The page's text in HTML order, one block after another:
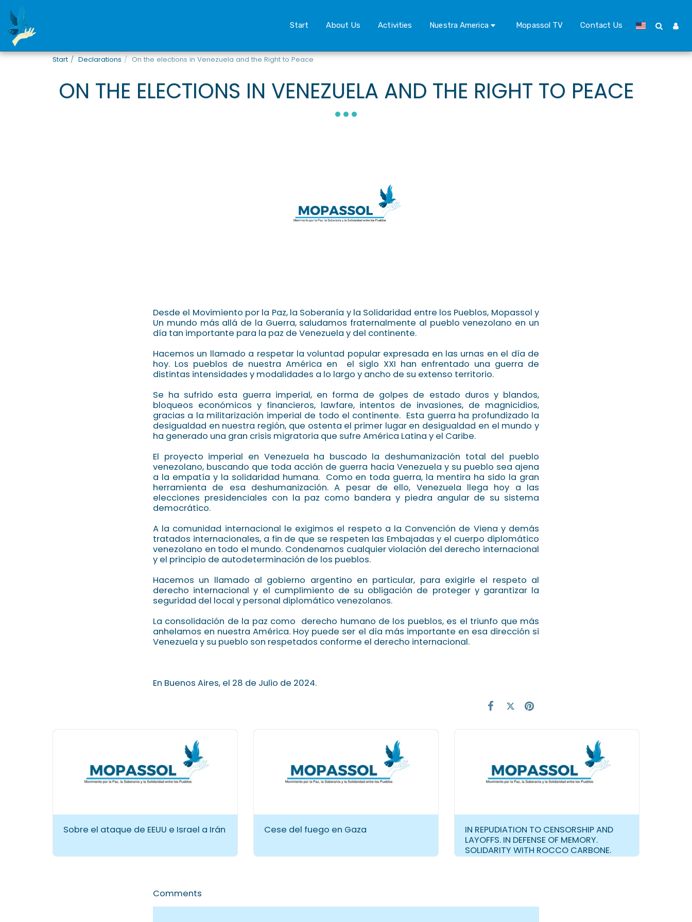
Start About Us Activities Nuestra America Mopassol TV Contact Us
Start Declarations On the elections in Venezuela and the Right to Peace
ON THE ELECTIONS IN VENEZUELA AND THE RIGHT TO PEACE
Desde el Movimiento por la Paz, la Soberanía y la Solidaridad entre los Pueblos, Mopassol y
Un mundo más allá de la Guerra, saludamos fraternalmente al pueblo venezolano en un
día tan importante para la paz de Venezuela y del continente.
Hacemos un llamado a respetar la voluntad popular expresada en las urnas en el día de
hoy. Los pueblos de nuestra América en el siglo XXI han enfrentado una guerra de
distintas intensidades y modalidades a lo largo y ancho de su extenso territorio.
Se ha sufrido esta guerra imperial, en forma de golpes de estado duros y blandos,
bloqueos económicos y financieros, lawfare, intentos de invasiones, de magnicidios,
gracias a la militarización imperial de todo el continente. Esta guerra ha profundizado la
desigualdad en nuestra región, que ostenta el primer lugar en desigualdad en el mundo y
ha generado una gran crisis migratoria que sufre América Latina y el Caribe.
El proyecto imperial en Venezuela ha buscado la deshumanización total del pueblo
venezolano, buscando que toda acción de guerra hacia Venezuela y su pueblo sea ajena
a la empatía y la solidaridad humana. Como en toda guerra, la mentira ha sido la gran
herramienta de esa deshumanización. A pesar de ello, Venezuela llega hoy a las
elecciones presidenciales con la paz como bandera y piedra angular de su sistema
democrático.
A la comunidad internacional le exigimos el respeto a la Convención de Viena y demás
tratados internacionales, a fin de que se respeten las Embajadas y el cuerpo diplomático
venezolano en todo el mundo. Condenamos cualquier violación del derecho internacional
y el principio de autodeterminación de los pueblos.
Hacemos un llamado al gobierno argentino en particular, para exigirle el respeto al
derecho internacional y el cumplimiento de su obligación de proteger y garantizar la
seguridad del local y personal diplomático venezolanos.
La consolidación de la paz como derecho humano de los pueblos, es el triunfo que más
anhelamos en nuestra América. Hoy puede ser el día más importante en esa dirección si
Venezuela y su pueblo son respetados conforme el derecho internacional.
En Buenos Aires, el 28 de Julio de 2024.
Sobre el ataque de EEUU e Israel a Irán Cese del fuego en Gaza
IN REPUDIATION TO CENSORSHIP AND
LAYOFFS. IN DEFENSE OF MEMORY.
SOLIDARITY WITH ROCCO CARBONE.
Comments